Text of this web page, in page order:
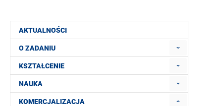
AKTUALNOŚCI
O ZADANIU
KSZTAŁCENIE
NAUKA
KOMERCJALIZACJA